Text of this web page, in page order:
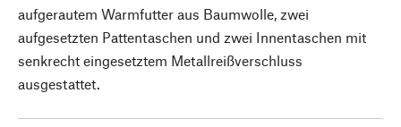
aufgerautem Warmfutter aus Baumwolle, zwei
aufgesetzten Pattentaschen und zwei Innentaschen mit
senkrecht eingesetztem Metallreißverschluss
ausgestattet.